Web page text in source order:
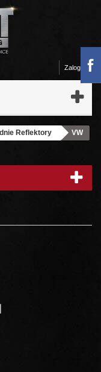
Zaloguj się
Reflektory VW